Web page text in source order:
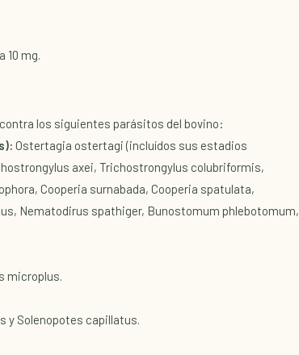
10 mg.
los siguientes parásitos del bovino:
Ostertagia ostertagi (incluídos sus estadios
axei, Trichostrongylus colubriformis,
Cooperia surnabada, Cooperia spatulata,
Nematodirus spathiger, Bunostomum phlebotomum,
microplus.
y Solenopotes capillatus.